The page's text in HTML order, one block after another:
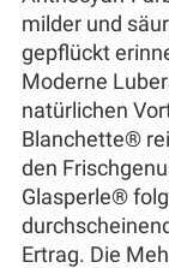
milder und
gepflückt
Moderne
natürlichen
Blanchette®
den
Glasperle®
Ertrag. Die